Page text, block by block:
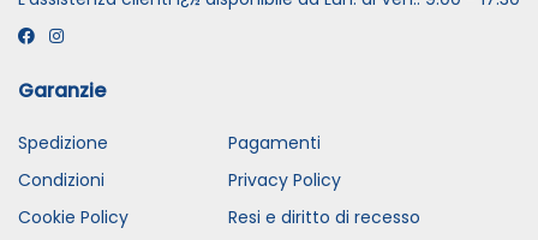
Garanzie
Spedizione
Pagamenti
Condizioni
Privacy Policy
Cookie Policy
Resi e diritto di recesso